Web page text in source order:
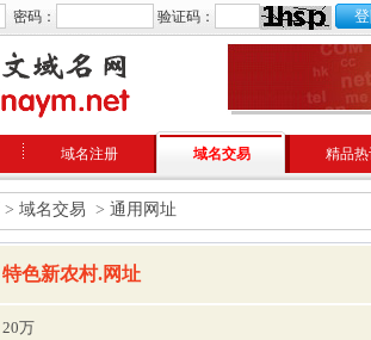
密码： 验证码：
域名注册 域名交易 精品
> 域名交易 > 通用网址
特色新农村.网址
20万